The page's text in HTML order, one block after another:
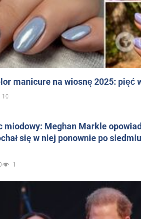
manicure na wiosnę 2025: pięć
10
Meghan Markle
się w niej ponownie po
1